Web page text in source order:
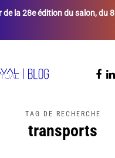
la 28e édition du salon, du 8
TAG DE RECHERCHE
transports